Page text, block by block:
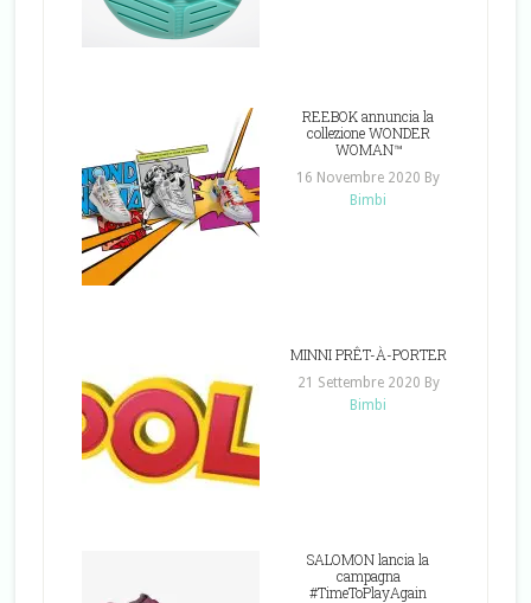
REEBOK annuncia la
collezione WONDER
WOMAN™
16 Novembre 2020 By
Bimbi
MINNI PRÊT-À-PORTER
21 Settembre 2020 By
Bimbi
SALOMON lancia la
campagna
#TimeToPlayAgain